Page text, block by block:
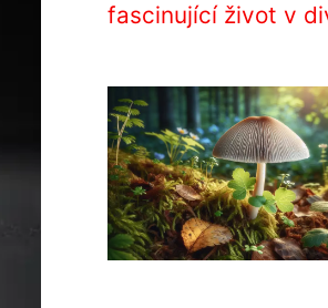
fascinující život v